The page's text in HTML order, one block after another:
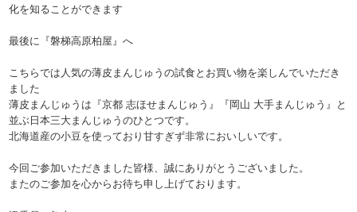
化を知ることができます
最後に『磐梯高原柏屋』へ
こちらでは人気の薄皮まんじゅうの試食とお買い物を楽しんでいただき
ました
薄皮まんじゅうは『京都 志ほせまんじゅう』『岡山 大手まんじゅう』と
並ぶ日本三大まんじゅうのひとつです。
北海道産の小豆を使っており甘すぎず非常においしいです。
今回ご参加いただきました皆様、誠にありがとうございました。
またのご参加を心からお待ち申し上げております。